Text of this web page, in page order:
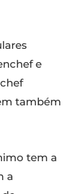
e
também
tem a
a